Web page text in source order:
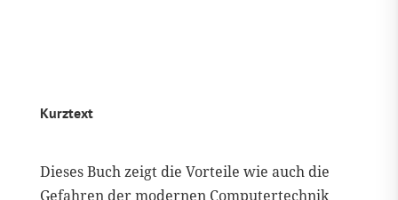
Kurztext
Dieses Buch zeigt die Vorteile wie auch die
Gefahren der modernen Computertechnik